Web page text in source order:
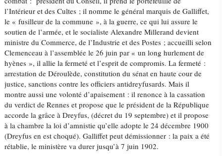
l’Intérieur et des Cultes ; il nomme le général marquis de Galliffet,
le « fusilleur de la commune », à la guerre, ce qui lui assure le
soutien de l’armée, et le socialiste Alexandre Millerand devient
ministre du Commerce, de l’Industrie et des Postes ; accueilli selon
Clemenceau à l’assemblée le 26 juin par « un long hurlement de
hyènes », il allie la fermeté et l’esprit de compromis. La fermeté :
arrestation de Déroulède, constitution du sénat en haute cour de
justice, sanctions contre les officiers antidreyfusards. Mais il
montre aussi une volonté d’apaisement : il renonce à la cassation
du verdict de Rennes et propose que le président de la République
accorde la grâce à Dreyfus, (décret du 19 septembre) et il propose
à la chambre la loi d’amnistie qu’elle adopte le 24 décembre 1900
(Dreyfus en est choqué). Galliffet peut démissionner : la paix a été
rétablie, le ministère va durer jusqu’à 7 juin 1902.